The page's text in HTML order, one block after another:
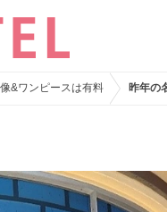
&ワンピースは有料 昨年の